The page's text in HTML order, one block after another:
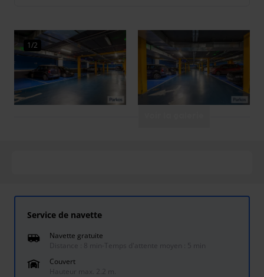
1/2
Service de navette
Navette gratuite
Distance : 8 min
Temps d'attente moyen : 5 min
Couvert
Hauteur max. 2.2 m.